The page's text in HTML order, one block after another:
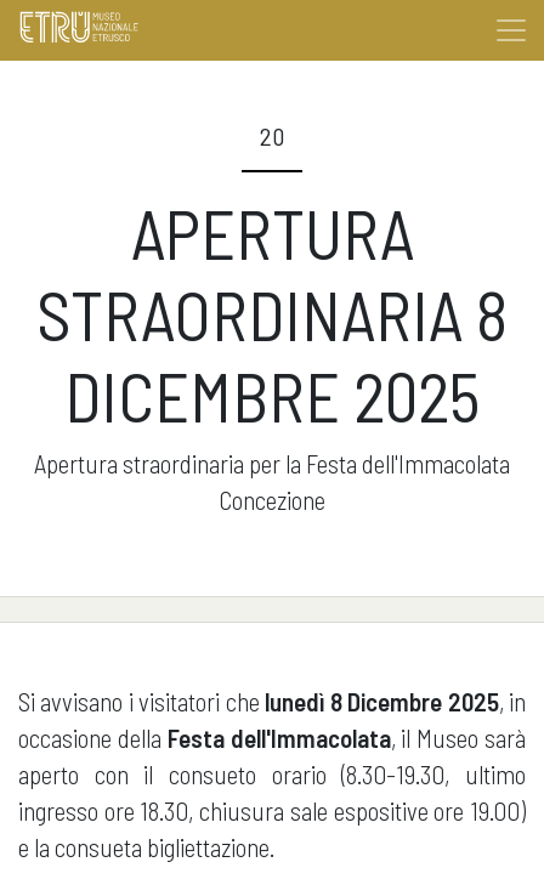
20
APERTURA
STRAORDINARIA 8
DICEMBRE 2025
Apertura straordinaria per la Festa dell'Immacolata
Concezione
Si avvisano i visitatori che lunedì 8 Dicembre 2025, in
occasione della Festa dell'Immacolata, il Museo sarà
aperto con il consueto orario (8.30-19.30, ultimo
ingresso ore 18.30, chiusura sale espositive ore 19.00)
e la consueta bigliettazione.